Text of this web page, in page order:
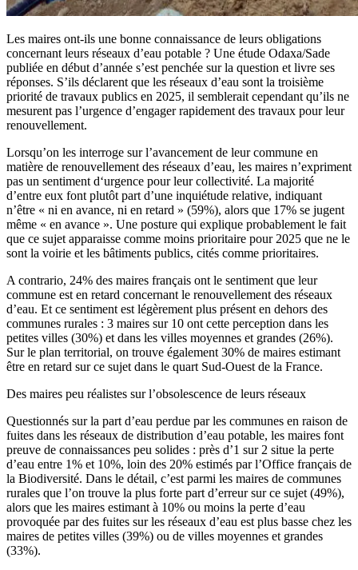
Les maires ont-ils une bonne connaissance de leurs obligations
concernant leurs réseaux d’eau potable ? Une étude Odaxa/Sade
publiée en début d’année s’est penchée sur la question et livre ses
réponses. S’ils déclarent que les réseaux d’eau sont la troisième
priorité de travaux publics en 2025, il semblerait cependant qu’ils ne
mesurent pas l’urgence d’engager rapidement des travaux pour leur
renouvellement.
Lorsqu’on les interroge sur l’avancement de leur commune en
matière de renouvellement des réseaux d’eau, les maires n’expriment
pas un sentiment d‘urgence pour leur collectivité. La majorité
d’entre eux font plutôt part d’une inquiétude relative, indiquant
n’être « ni en avance, ni en retard » (59%), alors que 17% se jugent
même « en avance ». Une posture qui explique probablement le fait
que ce sujet apparaisse comme moins prioritaire pour 2025 que ne le
sont la voirie et les bâtiments publics, cités comme prioritaires.
A contrario, 24% des maires français ont le sentiment que leur
commune est en retard concernant le renouvellement des réseaux
d’eau. Et ce sentiment est légèrement plus présent en dehors des
communes rurales : 3 maires sur 10 ont cette perception dans les
petites villes (30%) et dans les villes moyennes et grandes (26%).
Sur le plan territorial, on trouve également 30% de maires estimant
être en retard sur ce sujet dans le quart Sud-Ouest de la France.
Des maires peu réalistes sur l’obsolescence de leurs réseaux
Questionnés sur la part d’eau perdue par les communes en raison de
fuites dans les réseaux de distribution d’eau potable, les maires font
preuve de connaissances peu solides : près d’1 sur 2 situe la perte
d’eau entre 1% et 10%, loin des 20% estimés par l’Office français de
la Biodiversité. Dans le détail, c’est parmi les maires de communes
rurales que l’on trouve la plus forte part d’erreur sur ce sujet (49%),
alors que les maires estimant à 10% ou moins la perte d’eau
provoquée par des fuites sur les réseaux d’eau est plus basse chez les
maires de petites villes (39%) ou de villes moyennes et grandes
(33%).